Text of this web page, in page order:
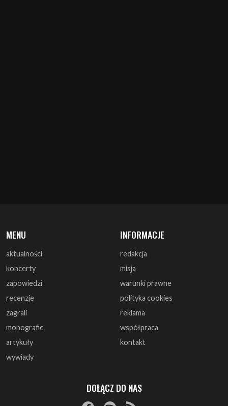
MENU
aktualności
koncerty
zapowiedzi
recenzje
zagrali
monografie
artykuły
wywiady
INFORMACJE
redakcja
misja
warunki prawne
polityka cookies
reklama
współpraca
kontakt
DOŁĄCZ DO NAS